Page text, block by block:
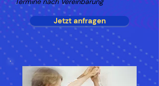
Jetzt anfragen